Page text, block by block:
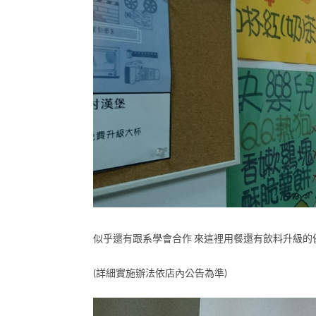
似乎還有跟系學會合作 來這裡用餐還有飲料升級的
(詳細實施辦法依店內公告為準)